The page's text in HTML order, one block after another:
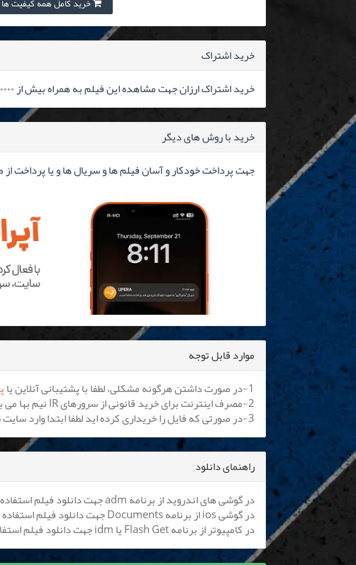
خرید کامل همه کیفیت ها به
خرید اشتراک
خرید اشتراک ارزان جهت مشاهده این فیلم به همراه بیش از ۳۰۰۰۰ فیلم دیگر...
خرید با روش های دیگر
جهت پرداخت خودکار و آسان فیلم ها و سریال ها و یا پرداخت
موارد قابل توجه
1-در صورت داشتن هرگونه مشکلی، لطفا با پشتیبانی آنلاین یا
2-مصرف اینترنت برای خرید قانونی از سرورهای IR نیم بها می باشد. کلیه اپراتورها موظف به اعمال هستند.
3-در صورتی که فایل را خریداری کرده اید لطفا ابتدا وارد سایت شوید تا بتوانید فایل را دانلود نمایید
راهنمای دانلود
در گوشی های اندروید از برنامه adm جهت دانلود فیلم استفاده کنید (
در گوشی ios از برنامه Documents جهت دانلود فیلم استفاده کنید (
در کامپیوتر از برنامه Flash Get یا idm جهت دانلود فیلم استفاده نمایید